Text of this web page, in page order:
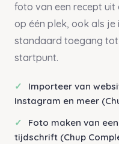
foto van een recept uit
op één plek, ook als
standaard toegang tot
startpunt.
Importeer van
Instagram en meer
Foto maken van
tijdschrift (Chup